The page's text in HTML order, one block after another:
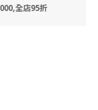
全店95折